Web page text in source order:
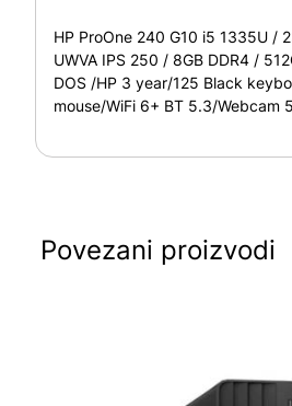
HP ProOne 240 G10 i5 1335U /
UWVA IPS 250 / 8GB DDR4 /
DOS /HP 3 year/125 Black
mouse/WiFi 6+ BT 5.3/Webcam
Povezani proizvodi